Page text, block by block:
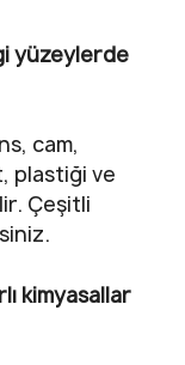
yüzeylerde
cam,
plastiği ve
Çeşitli
kimyasallar